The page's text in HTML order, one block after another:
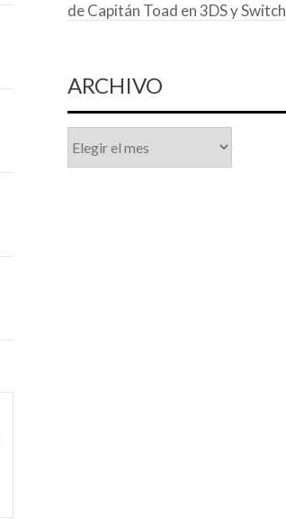
de Capitán Toad en 3DS y Switch
ARCHIVO